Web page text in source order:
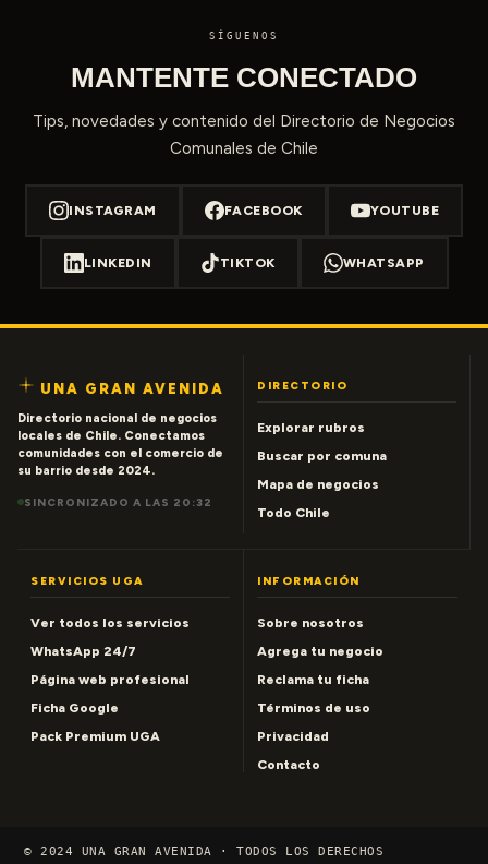
SÍGUENOS
MANTENTE CONECTADO
Tips, novedades y contenido del Directorio de Negocios
Comunales de Chile
INSTAGRAM FACEBOOK YOUTUBE
LINKEDIN TIKTOK WHATSAPP
UNA GRAN AVENIDA
Directorio nacional de negocios
locales de Chile. Conectamos
comunidades con el comercio de
su barrio desde 2024.
SINCRONIZADO A LAS 20:32
DIRECTORIO
Explorar rubros
Buscar por comuna
Mapa de negocios
Todo Chile
SERVICIOS UGA
Ver todos los servicios
WhatsApp 24/7
Página web profesional
Ficha Google
Pack Premium UGA
INFORMACIÓN
Sobre nosotros
Agrega tu negocio
Reclama tu ficha
Términos de uso
Privacidad
Contacto
© 2024 UNA GRAN AVENIDA · TODOS LOS DERECHOS